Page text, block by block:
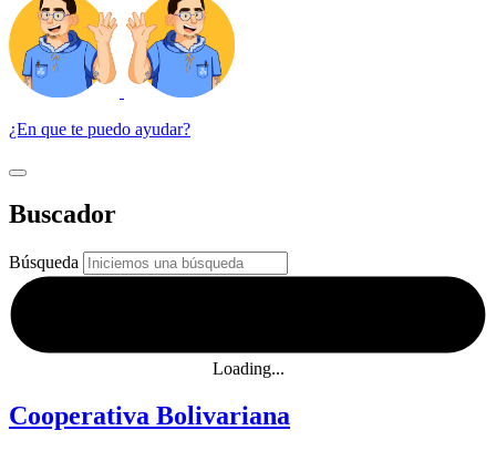
¿En que te puedo ayudar?
Buscador
Búsqueda
Loading...
Cooperativa Bolivariana